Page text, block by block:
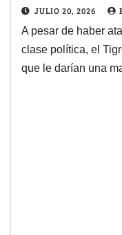
JULIO 20, 2026
A pesar de haber
clase política, el
que le darían una